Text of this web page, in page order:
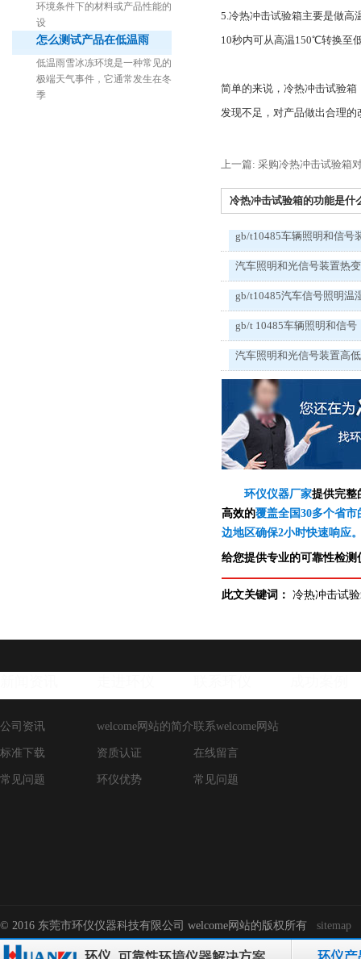
环境条件下的材料或产品性能的
设
怎么测试产品在低温雨
低温雨雪冰冻环境是一种常见的
极端天气事件，它通常发生在冬
季
5.冷热冲击试验箱主要是做高
10秒内可从高温150℃转换至
简单的来说，冷热冲击试验
发现不足，对产品做出合理的
上一篇: 采购冷热冲击试验箱
冷热冲击试验箱的功能是什
gb/t10485车辆照明和信号
汽车照明和光信号装置热
gb/t10485汽车信号照明温
gb/t 10485车辆照明和信号
汽车照明和光信号装置高
环仪仪器厂家提供完整
高效的覆盖全国30多个省
边地区确保2小时快速响应
给您提供专业的可靠性检测
此文关键词： 冷热冲击试
公司资讯
标准下载
常见问题
welcome网站的简介
资质认证
环仪优势
联系welcome网站
在线留言
常见问题
© 2016 东莞市环仪仪器科技有限公司 welcome网站的版权所有 sitemap
-->